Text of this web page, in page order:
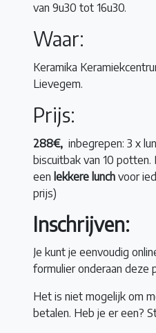
van 9u30 tot 16u30.
Waar:
Keramika
Lievegem.
Prijs:
288€, inbegrepen: 3 x
biscuitbak van 10
een lekkere lunch voor
prijs)
Inschrijven:
Je kunt je eenvoudig
formulier onderaan deze
Het is niet mogelijk om
betalen. Heb je er een?